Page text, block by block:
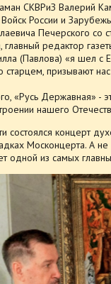
СКВРиЗ Валерий
России и
Печерского со
редактор
(Павлова) «я шел с
старцем, призывают
«Русь Державная» -
нашего
состоялся концерт
Москонцерта. А
одной из самых